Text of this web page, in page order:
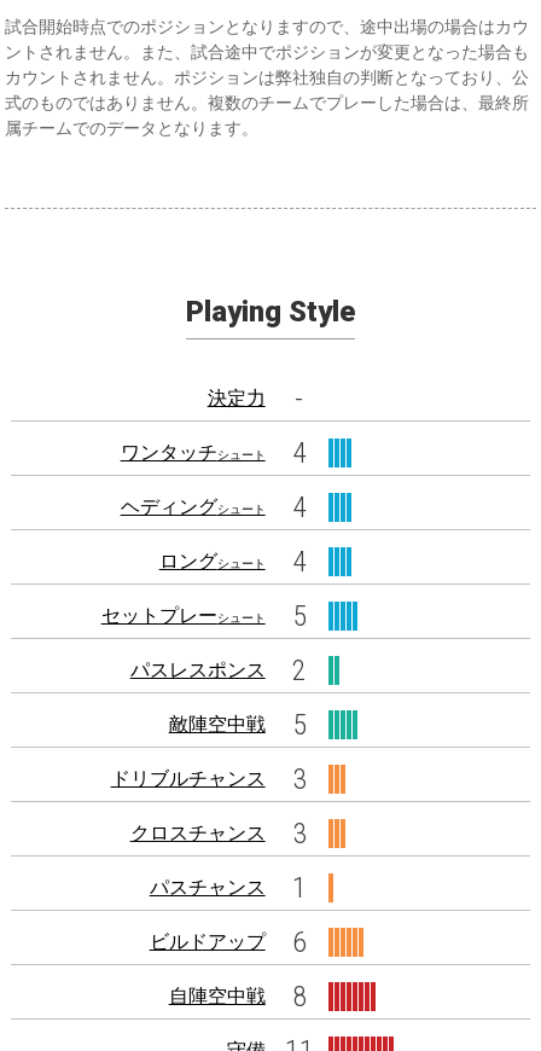
試合開始時点でのポジションとなりますので、途中出場の場合はカウ
ントされません。また、試合途中でポジションが変更となった場合も
カウントされません。ポジションは弊社独自の判断となっており、公
式のものではありません。複数のチームでプレーした場合は、最終所
属チームでのデータとなります。
Playing Style
決定力 -
ワンタッチシュート 4
ヘディングシュート 4
ロングシュート 4
セットプレーシュート 5
パスレスポンス 2
敵陣空中戦 5
ドリブルチャンス 3
クロスチャンス 3
パスチャンス 1
ビルドアップ 6
自陣空中戦 8